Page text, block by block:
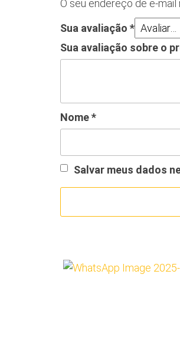
O seu endereço de e-mail
Sua avaliação *
Sua avaliação sobre o
Nome*
Salvar meus dados